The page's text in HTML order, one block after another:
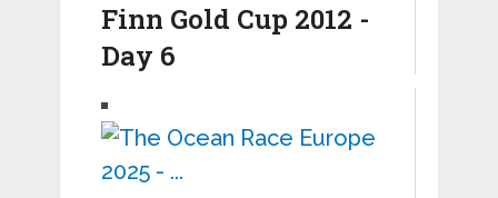
Finn Gold Cup 2012 -
Day 6